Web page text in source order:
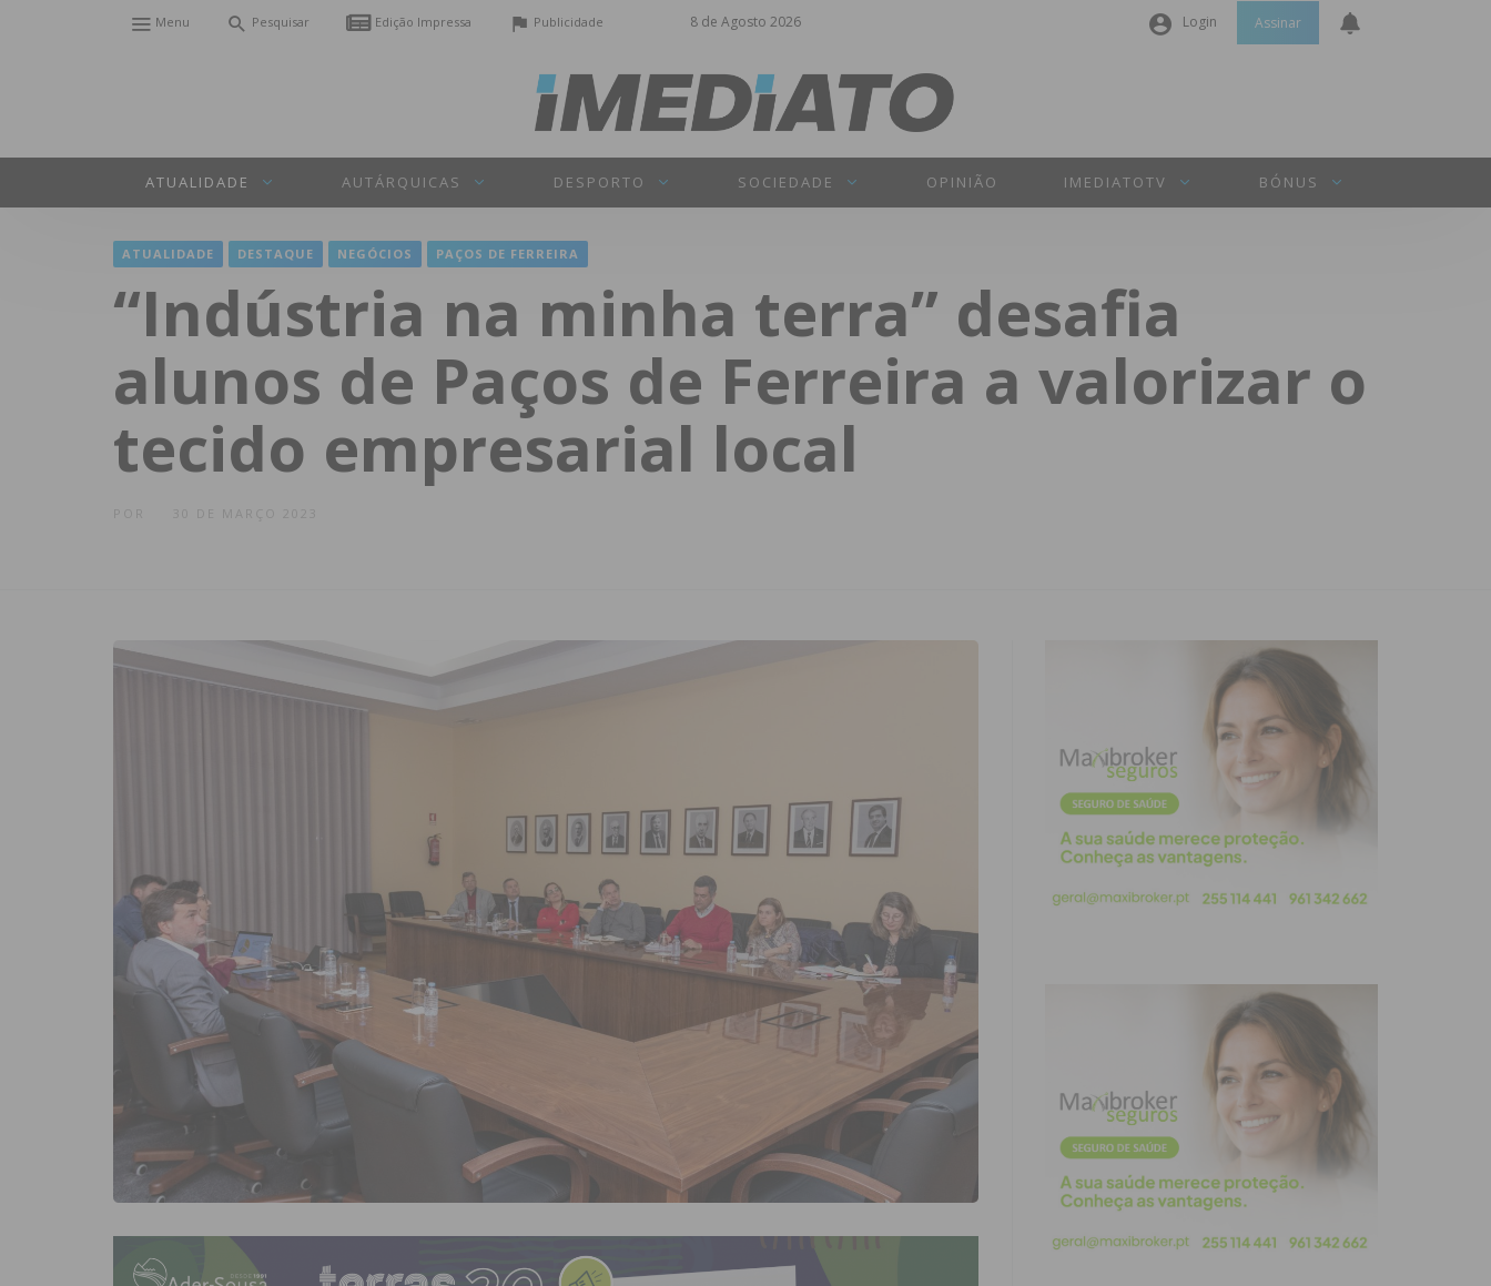
8 de Agosto 2026
Menu Pesquisar Edição Impressa Publicidade Login
Senha
Perdeu a sua senha?
Assinar
ATUALIDADE AUTÁRQUICAS DESPORTO SOCIEDADE OPINIÃO IMEDIATOTV BÓNUS
ATUALIDADE DESTAQUE NEGÓCIOS PAÇOS DE FERREIRA
“Indústria na minha terra” desafia
alunos de Paços de Ferreira a valorizar o
tecido empresarial local
30 DE MARÇO 2023